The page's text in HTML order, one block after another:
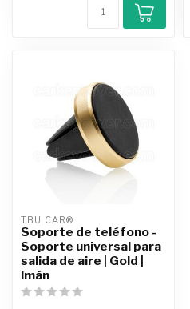
TBU CAR®
Soporte de teléfono -
Soporte universal para
salida de aire | Gold |
Imán